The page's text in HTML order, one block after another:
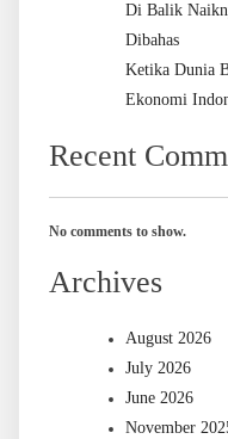
Di Balik
Dibahas
Ketika Dunia
Ekonomi
Recent
No comments to show.
Archives
August 2026
July 2026
June 2026
November